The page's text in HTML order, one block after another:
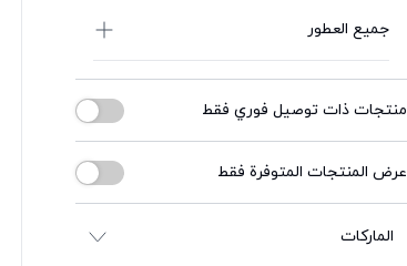
جميع العطور
منتجات ذات توصيل فوري فقط
عرض المنتجات المتوفرة فقط
الماركات